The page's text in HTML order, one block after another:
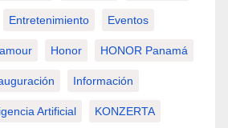
Entretenimiento Eventos
Honor HONOR Panamá
Información
Artificial KONZERTA